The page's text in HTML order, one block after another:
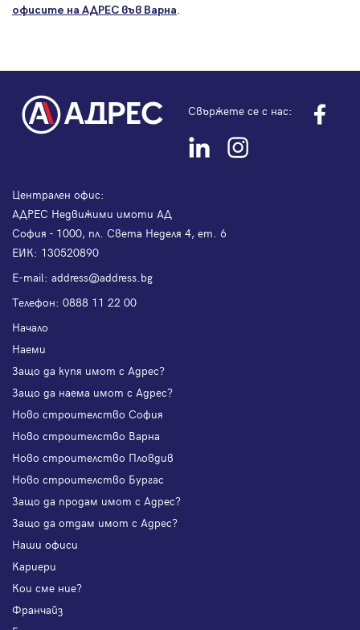
офисите на АДРЕС във Варна.
Свържете се с нас:
Централен офис:
АДРЕС Недвижими имоти АД
София - 1000, пл. Света Неделя 4, ет. 6
ЕИК: 130520890
Е-mail: address@address.bg
Телефон: 0888 11 22 00
Начало
Наеми
Защо да купя имот с Адрес?
Защо да наема имот с Адрес?
Ново строителство София
Ново строителство Варна
Ново строителство Пловдив
Ново строителство Бургас
Защо да продам имот с Адрес?
Защо да отдам имот с Адрес?
Наши офиси
Кариери
Кои сме ние?
Франчайз